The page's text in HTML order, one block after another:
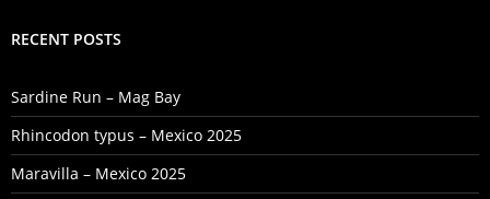
RECENT POSTS
Sardine Run – Mag Bay
Rhincodon typus – Mexico 2025
Maravilla – Mexico 2025